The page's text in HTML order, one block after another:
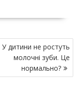
У дитини не ростуть
молочні зуби. Це
нормально?